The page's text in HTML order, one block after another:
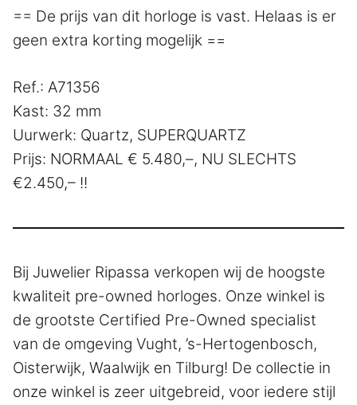
== De prijs van dit horloge is vast. Helaas is er
geen extra korting mogelijk ==
Ref.: A71356
Kast: 32 mm
Uurwerk: Quartz, SUPERQUARTZ
Prijs: NORMAAL € 5.480,–, NU SLECHTS
€2.450,– !!
Bij Juwelier Ripassa verkopen wij de hoogste
kwaliteit pre-owned horloges. Onze winkel is
de grootste Certified Pre-Owned specialist
van de omgeving Vught, ’s-Hertogenbosch,
Oisterwijk, Waalwijk en Tilburg! De collectie in
onze winkel is zeer uitgebreid, voor iedere stijl